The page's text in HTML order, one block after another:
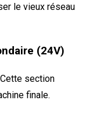
le vieux réseau
(24V)
section
finale.